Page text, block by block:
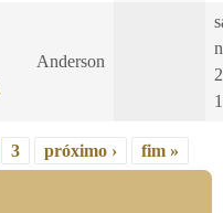
Anderson
3 próximo › fim »